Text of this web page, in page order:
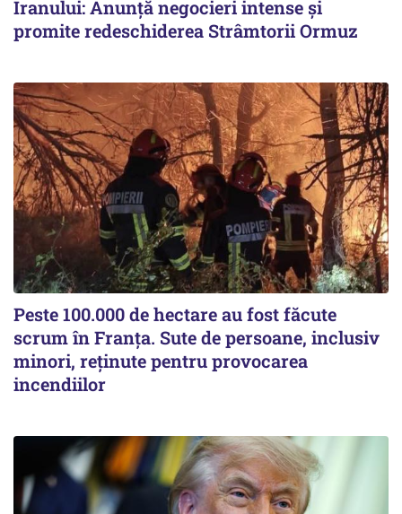
Iranului: Anunță negocieri intense și
promite redeschiderea Strâmtorii Ormuz
Peste 100.000 de hectare au fost făcute
scrum în Franța. Sute de persoane, inclusiv
minori, reținute pentru provocarea
incendiilor